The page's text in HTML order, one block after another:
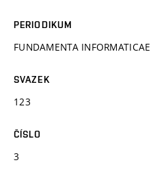
PERIODIKUM
FUNDAMENTA INFORMATICAE
SVAZEK
123
ČÍSLO
3